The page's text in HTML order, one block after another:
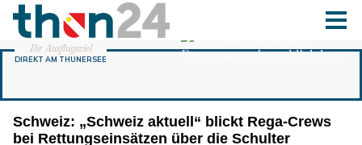
Schweiz: „Schweiz aktuell“ blickt Rega-Crews
bei Rettungseinsätzen über die Schulter